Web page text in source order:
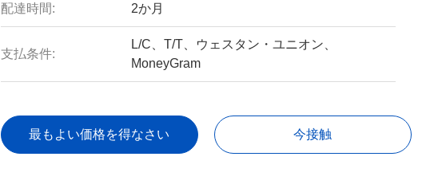
配達時間: 2か月
支払条件:
L/C、T/T、ウェスタン・ユニオン、
MoneyGram
最もよい価格を得なさい 今接触